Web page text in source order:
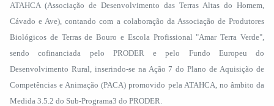
ATAHCA (Associação de Desenvolvimento das Terras Altas do Homem,
Cávado e Ave), contando com a colaboração da Associação de Produtores
Biológicos de Terras de Bouro e Escola Profissional "Amar Terra Verde",
sendo cofinanciada pelo PRODER e pelo Fundo Europeu do
Desenvolvimento Rural, inserindo-se na Ação 7 do Plano de Aquisição de
Competências e Animação (PACA) promovido pela ATAHCA, no âmbito da
Medida 3.5.2 do Sub-Programa3 do PRODER.